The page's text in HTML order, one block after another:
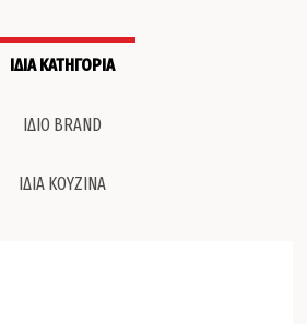
ΙΔΙΑ ΚΑΤΗΓΟΡΙΑ
ΙΔΙΟ BRAND
ΙΔΙΑ ΚΟΥΖΙΝΑ